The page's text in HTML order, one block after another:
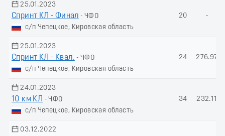
25.01.2023
Спринт КЛ - Финал - ЧФО
с/п Чепецкое, Кировская область
20 -
25.01.2023
Спринт КЛ - Квал. - ЧФО
с/п Чепецкое, Кировская область
24 276.97
24.01.2023
10 км КЛ
- ЧФО
с/п Чепецкое, Кировская область
34 232.11
03.12.2022